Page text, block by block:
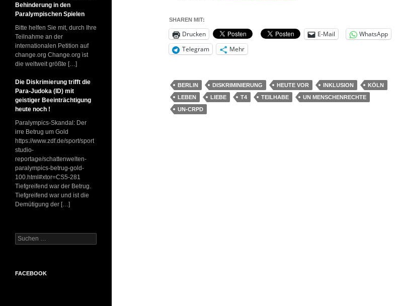
SHAREN MIT:
Drucken E-Mail
WhatsApp
Telegram
Mehr
BERLIN DISKRIMINIERUNG HEUTE VOR INKLUSION
KÖLN
LEBEN
LIEBE T4 TEILHABE
UN MENSCHENRECHTE
UN-CRPD
Behinderung in den
Paralympischen Spielen
Bitte helfen Sie mit, durch Ihre
Teilnahme an der
internationalen Petition auf
change.org Change.org ist
die weltweit größte […]
Die Diskrimierung trifft die
Para-Judoka (ID) mit
geistiger Beeinträchtigung
heute noch !
Paralympics-Skandal: Der
irre Betrug um Gold
https://www.zdf.de/sport/sport
studio-
reportage/schattenwelten-
paralympics-betrug-gold-
100.html#xtor=CS5-281
Tiefgreifend war der Betrug.
Tiefgreifend war und ist die
Demütigung der […]
Suchen
nach:
FACEBOOK